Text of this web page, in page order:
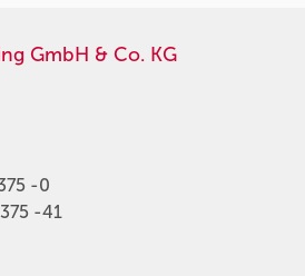
GmbH & Co. KG
-0
-41